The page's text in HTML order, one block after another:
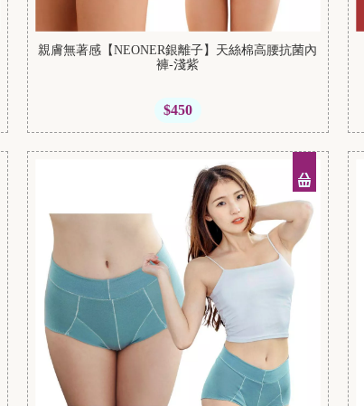
親膚無著感【NEONER銀離子】天絲棉高腰抗菌內
褲-淺紫
$450